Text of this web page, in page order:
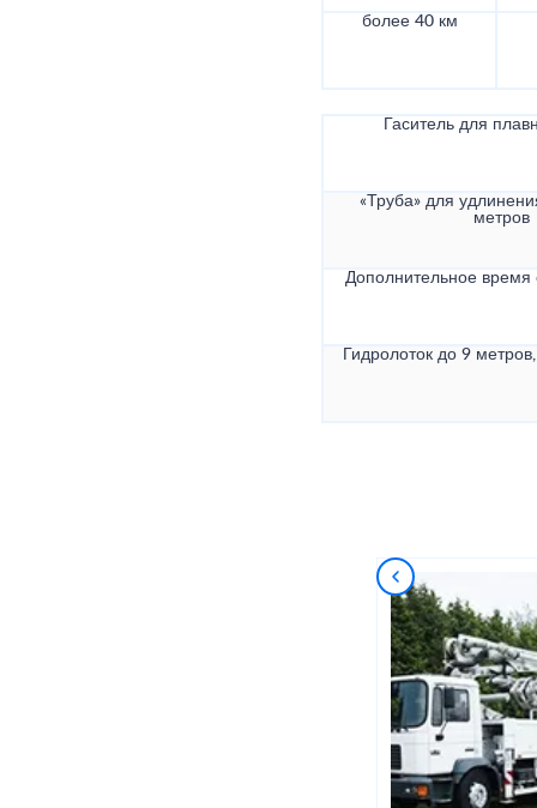
более 40 км
Гаситель для
«Труба» для
метров
Дополнительное
Гидролоток до 9